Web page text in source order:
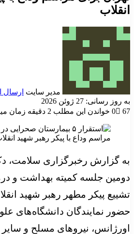
انقلاب
مدیر سایت ارسال
به روز رسانی: 27 ژوئن 2026
0
67 خواندن این مطلب 2 دقیقه زمان میبرد
به گزارش رخبرگزاری سلامت،
دومین جلسه کمیته بهداشت و
تشییع پیکر مطهر رهبر شهید
حضور نمایندگان دانشگاه‌های
اورژانس، نیروهای مسلح و